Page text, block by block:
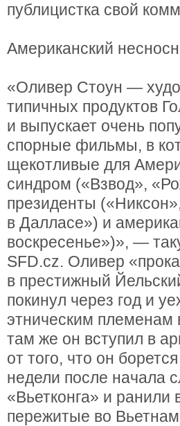
публицистка свой
Американский
«Оливер Стоун —
типичных продуктов
и выпускает очень
спорные фильмы, в
щекотливые для
синдром («Взвод»,
президенты
в Далласе») и
воскресенье»)», —
SFD.cz. Оливер
в престижный
покинул через год и
этническим племенам
там же он вступил в
от того, что он
недели после начала
«Вьетконга» и
пережитые во